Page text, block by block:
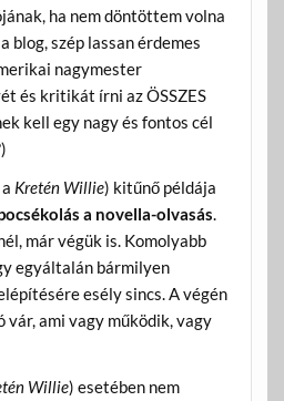
ha nem döntöttem volna
blog, szép lassan érdemes
nagymester
és kritikát írni az ÖSSZES
kell egy nagy és fontos cél
Kretén Willie) kitűnő példája
a novella-olvasás.
már végük is. Komolyabb
egyáltalán bármilyen
esély sincs. A végén
ami vagy működik, vagy
Willie) esetében nem